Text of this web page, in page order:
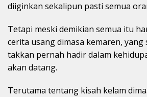
diiginkan sekalipun pasti semua
Tetapi meski demikian semua itu
cerita usang dimasa kemaren, yang
takkan pernah hadir dalam
akan datang.
Terutama tentang kisah kelam